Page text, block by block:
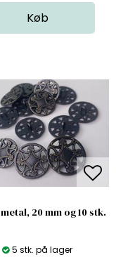
20 mm og 10 stk.
5 stk. på lager